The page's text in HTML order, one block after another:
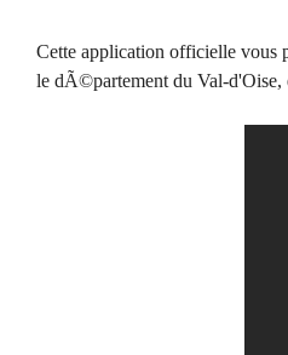
Cette application officielle vous
le dÃ©partement du Val-